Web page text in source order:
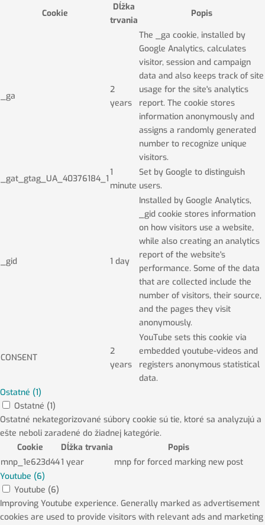
Cookie
Dĺžka
trvania
Popis
_ga
2
years
The _ga cookie, installed by
Google Analytics, calculates
visitor, session and campaign
data and also keeps track of site
usage for the site's analytics
report. The cookie stores
information anonymously and
assigns a randomly generated
number to recognize unique
visitors.
_gat_gtag_UA_40376184_1
1
minute
Set by Google to distinguish
users.
_gid 1 day
Installed by Google Analytics,
_gid cookie stores information
on how visitors use a website,
while also creating an analytics
report of the website's
performance. Some of the data
that are collected include the
number of visitors, their source,
and the pages they visit
anonymously.
CONSENT
2
years
YouTube sets this cookie via
embedded youtube-videos and
registers anonymous statistical
data.
Ostatné (1)
Ostatné (1)
Ostatné nekategorizované súbory cookie sú tie, ktoré sa analyzujú a
ešte neboli zaradené do žiadnej kategórie.
Cookie
Dĺžka trvania
Popis
mnp_1e623d441 year
mnp for forced marking new post
Youtube (6)
Youtube (6)
Improving Youtube experience. Generally marked as advertisement
cookies are used to provide visitors with relevant ads and marketing